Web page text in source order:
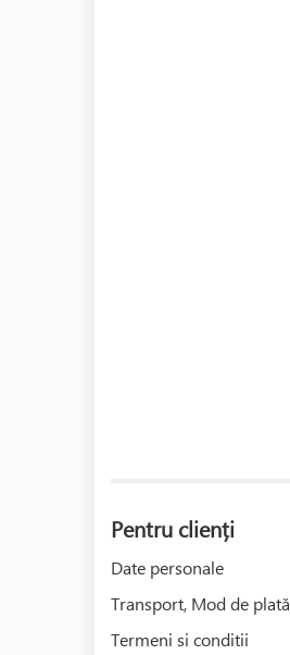
Pentru clienți
Date personale
Transport, Mod de plată
Termeni si conditii